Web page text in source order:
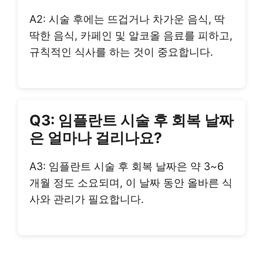
A2: 시술 후에는 뜨겁거나 차가운 음식, 딱
딱한 음식, 카페인 및 알코올 음료를 피하고,
규칙적인 식사를 하는 것이 중요합니다.
Q3: 임플란트 시술 후 회복 날짜
은 얼마나 걸리나요?
A3: 임플란트 시술 후 회복 날짜은 약 3~6
개월 정도 소요되며, 이 날짜 동안 올바른 식
사와 관리가 필요합니다.